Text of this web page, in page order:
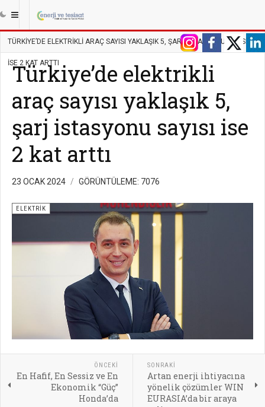
||| ANASAYFA ENERJI
TÜRKIYE’DE ELEKTRIKLI ARAÇ SAYISI YAKLAŞIK 5, ŞARJ ISTASYONU SAYISI
ISE 2 KAT ARTTI
Türkiye’de elektrikli
araç sayısı yaklaşık 5,
şarj istasyonu sayısı ise
2 kat arttı
23 OCAK 2024 GÖRÜNTÜLEME: 7076
ELEKTRIK
ÖNCEKI
En Hafif, En Sessiz ve En
Ekonomik “Güç”
Honda’da
SONRAKI
Artan enerji ihtiyacına
yönelik çözümler WIN
EURASIA’da bir araya